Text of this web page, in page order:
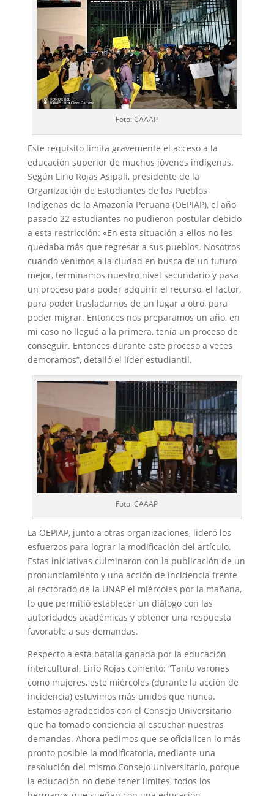
Foto: CAAAP
Este requisito limita gravemente el acceso a la
educación superior de muchos jóvenes indígenas.
Según Lirio Rojas Asipali, presidente de la
Organización de Estudiantes de los Pueblos
Indígenas de la Amazonía Peruana (OEPIAP), el año
pasado 22 estudiantes no pudieron postular debido
a esta restricción: «En esta situación a ellos no les
quedaba más que regresar a sus pueblos. Nosotros
cuando venimos a la ciudad en busca de un futuro
mejor, terminamos nuestro nivel secundario y pasa
un proceso para poder adquirir el recurso, el factor,
para poder trasladarnos de un lugar a otro, para
poder migrar. Entonces nos preparamos un año, en
mi caso no llegué a la primera, tenía un proceso de
conseguir. Entonces durante este proceso a veces
demoramos”, detalló el líder estudiantil.
Foto: CAAAP
La OEPIAP, junto a otras organizaciones, lideró los
esfuerzos para lograr la modificación del artículo.
Estas iniciativas culminaron con la publicación de un
pronunciamiento y una acción de incidencia frente
al rectorado de la UNAP el miércoles por la mañana,
lo que permitió establecer un diálogo con las
autoridades académicas y obtener una respuesta
favorable a sus demandas.
Respecto a esta batalla ganada por la educación
intercultural, Lirio Rojas comentó: “Tanto varones
como mujeres, este miércoles (durante la acción de
incidencia) estuvimos más unidos que nunca.
Estamos agradecidos con el Consejo Universitario
que ha tomado conciencia al escuchar nuestras
demandas. Ahora pedimos que se oficialicen lo más
pronto posible la modificatoria, mediante una
resolución del mismo Consejo Universitario, porque
la educación no debe tener límites, todos los